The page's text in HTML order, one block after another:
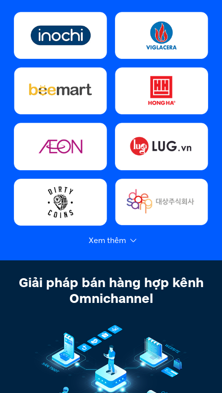
Xem thêm
Giải pháp bán hàng hợp kênh
Omnichannel